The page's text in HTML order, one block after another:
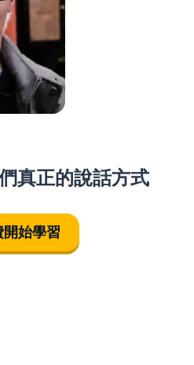
真正的說話方式
始學習